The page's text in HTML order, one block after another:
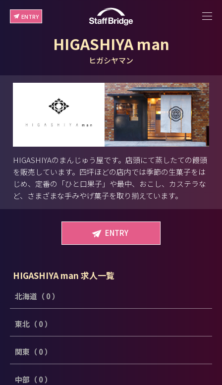
ENTRY
HIGASHIYA man
ヒガシヤマン
HIGASHIYAのまんじゅう屋です。店頭にて蒸したての饅頭
を販売しています。四坪ほどの店内では季節の生菓子をは
じめ、定番の「ひと口果子」や最中、おこし、カステラな
ど、さまざまな手みやげ菓子を取り揃えています。
ENTRY
HIGASHIYA man 求人一覧
北海道（ 0 ）
東北（ 0 ）
関東（ 0 ）
中部（ 0 ）